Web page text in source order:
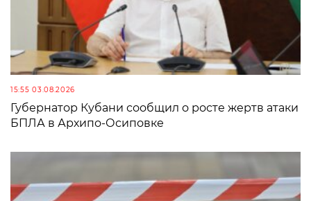
15:55 03.08.2026
Губернатор Кубани сообщил о росте жертв атаки
БПЛА в Архипо-Осиповке